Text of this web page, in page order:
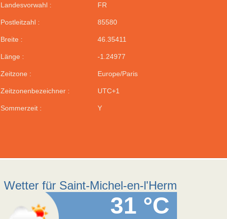
Landesvorwahl : FR
Postleitzahl : 85580
Breite : 46.35411
Länge : -1.24977
Zeitzone : Europe/Paris
Zeitzonenbezeichner : UTC+1
Sommerzeit : Y
Wetter für Saint-Michel-en-l'Herm
31 °C